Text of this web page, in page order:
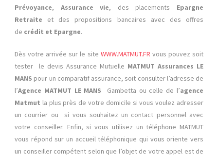
Prévoyance, Assurance vie, des placements Epargne
Retraite et des propositions bancaires avec des offres
de crédit et Epargne.
Dès votre arrivée sur le site WWW.MATMUT.FR vous pouvez soit
tester le devis Assurance Mutuelle MATMUT Assurances LE
MANS pour un comparatif assurance, soit consulter l’adresse de
l’Agence MATMUT LE MANS Gambetta ou celle de l’agence
Matmut la plus près de votre domicile si vous voulez adresser
un courrier ou si vous souhaitez un contact personnel avec
votre conseiller. Enfin, si vous utilisez un téléphone MATMUT
vous répond sur un accueil téléphonique qui vous oriente vers
un conseiller compétent selon que l’objet de votre appel est de